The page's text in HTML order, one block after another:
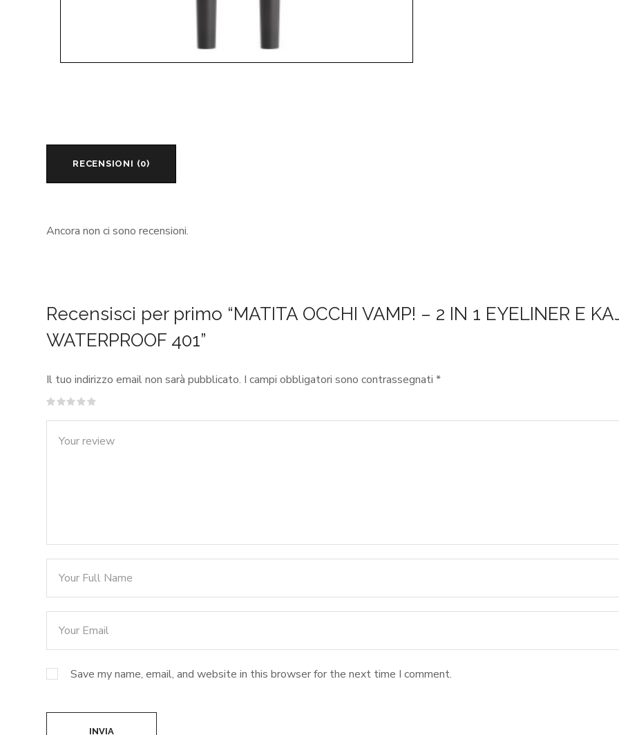
RECENSIONI (0)
Ancora non ci sono recensioni.
Recensisci per primo “MATITA OCCHI VAMP! – 2 IN 1 EYELINER E
WATERPROOF 401”
Il tuo indirizzo email non sarà pubblicato. I campi obbligatori sono contrassegnati *
Save my name, email, and website in this browser for the next time I comment.
INVIA